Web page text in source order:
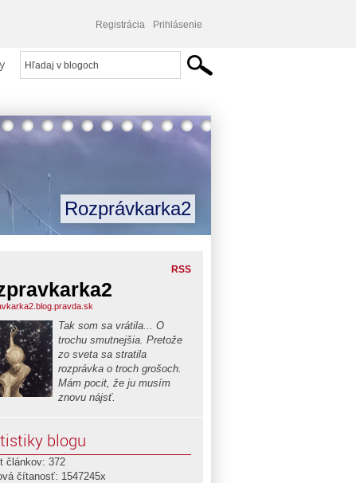
Registrácia Prihlásenie
Rozprávkarka2
RSS
Tak som sa vrátila... O
trochu smutnejšia. Pretože
zo sveta sa stratila
rozprávka o troch grošoch.
Mám pocit, že ju musím
znovu nájsť.
blogu
článkov: 372
čítanosť: 1547245x